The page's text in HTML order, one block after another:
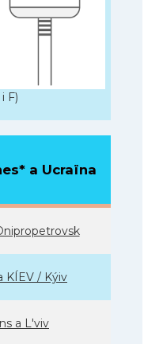
F)
a Ucraïna
KÍEV / Kýiv
a L'viv